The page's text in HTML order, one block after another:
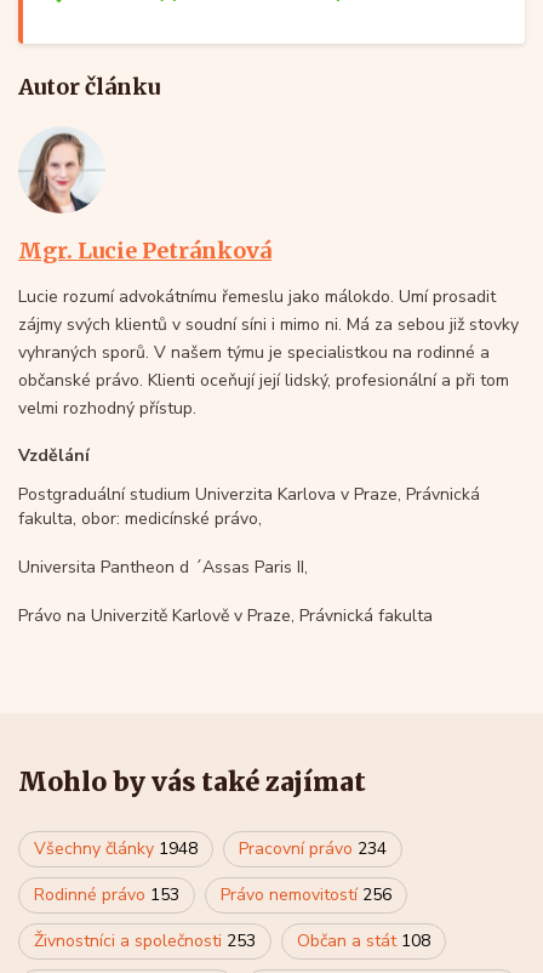
Autor článku
Mgr. Lucie Petránková
Lucie rozumí advokátnímu řemeslu jako málokdo. Umí prosadit
zájmy svých klientů v soudní síni i mimo ni. Má za sebou již stovky
vyhraných sporů. V našem týmu je specialistkou na rodinné a
občanské právo. Klienti oceňují její lidský, profesionální a při tom
velmi rozhodný přístup.
Vzdělání
Postgraduální studium Univerzita Karlova v Praze, Právnická
fakulta, obor: medicínské právo,
Universita Pantheon d ´Assas Paris II,
Právo na Univerzitě Karlově v Praze, Právnická fakulta
Mohlo by vás také zajímat
Všechny články 1948 Pracovní právo 234
Rodinné právo 153 Právo nemovitostí 256
Živnostníci a společnosti 253 Občan a stát 108